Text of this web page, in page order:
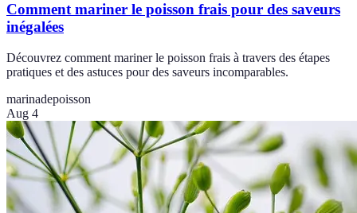
Comment mariner le poisson frais pour des saveurs
inégalées
Découvrez comment mariner le poisson frais à travers des étapes
pratiques et des astuces pour des saveurs incomparables.
marinadepoisson
Aug 4